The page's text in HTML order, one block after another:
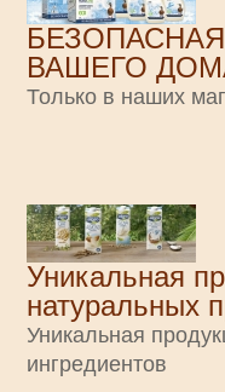
ВАШЕГО
Только в наших
Уникальная
натуральных
Уникальная
ингредиентов